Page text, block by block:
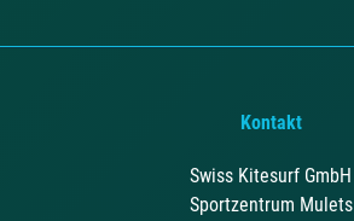
Kontakt
Swiss Kitesurf GmbH
Sportzentrum Mulets